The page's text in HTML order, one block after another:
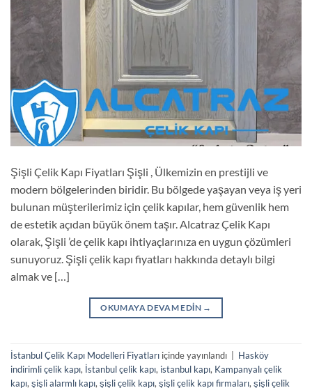
Şişli Çelik Kapı Fiyatları Şişli , Ülkemizin en prestijli ve
modern bölgelerinden biridir. Bu bölgede yaşayan veya iş yeri
bulunan müşterilerimiz için çelik kapılar, hem güvenlik hem
de estetik açıdan büyük önem taşır. Alcatraz Çelik Kapı
olarak, Şişli ’de çelik kapı ihtiyaçlarınıza en uygun çözümleri
sunuyoruz. Şişli çelik kapı fiyatları hakkında detaylı bilgi
almak ve […]
OKUMAYA DEVAM EDIN →
İstanbul Çelik Kapı Modelleri Fiyatları içinde yayınlandı
Hasköy
indirimli çelik kapı, İstanbul çelik kapı, istanbul kapı, Kampanyalı çelik
kapı, şişli alarmlı kapı, şişli çelik kapı, şişli çelik kapı firmaları, şişli çelik